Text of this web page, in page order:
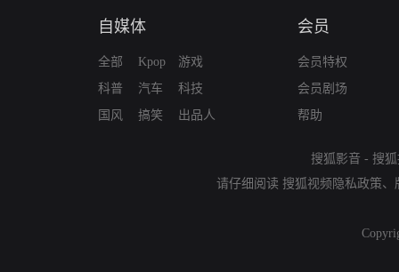
自媒体
全部
科普
国风
Kpop
汽车
搞笑
游戏
科技
出品人
会员
会员特权
会员剧场
帮助
搜狐影音 - 搜
请仔细阅读 搜狐视频隐私政策、